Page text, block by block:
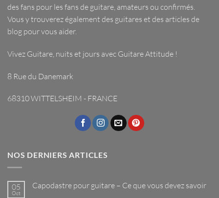
des fans pour les fans de guitare, amateurs ou confirmés.
Vous y trouverez également des guitares et des articles de
blog pour vous aider.
Vivez Guitare, nuits et jours avec Guitare Attitude !
8 Rue du Danemark
68310 WITTELSHEIM - FRANCE
NOS DERNIERS ARTICLES
05
Oct
Capodastre pour guitare – Ce que vous devez savoir